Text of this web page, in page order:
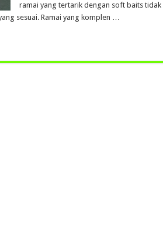
ramai yang tertarik dengan soft baits tidak
sesuai. Ramai yang komplen …